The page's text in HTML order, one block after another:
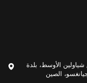
6، الرقم 2024، طريق شياولين الأوسط، بلدة
الصين